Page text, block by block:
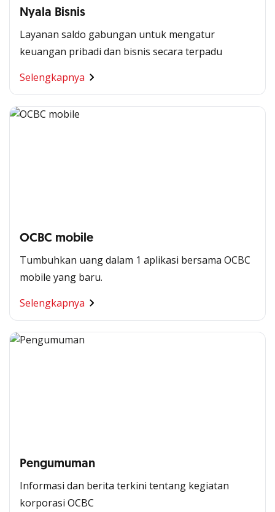
Nyala Bisnis
Layanan saldo gabungan untuk mengatur
keuangan pribadi dan bisnis secara terpadu
Selengkapnya
OCBC mobile
Tumbuhkan uang dalam 1 aplikasi bersama OCBC
mobile yang baru.
Selengkapnya
Pengumuman
Informasi dan berita terkini tentang kegiatan
korporasi OCBC